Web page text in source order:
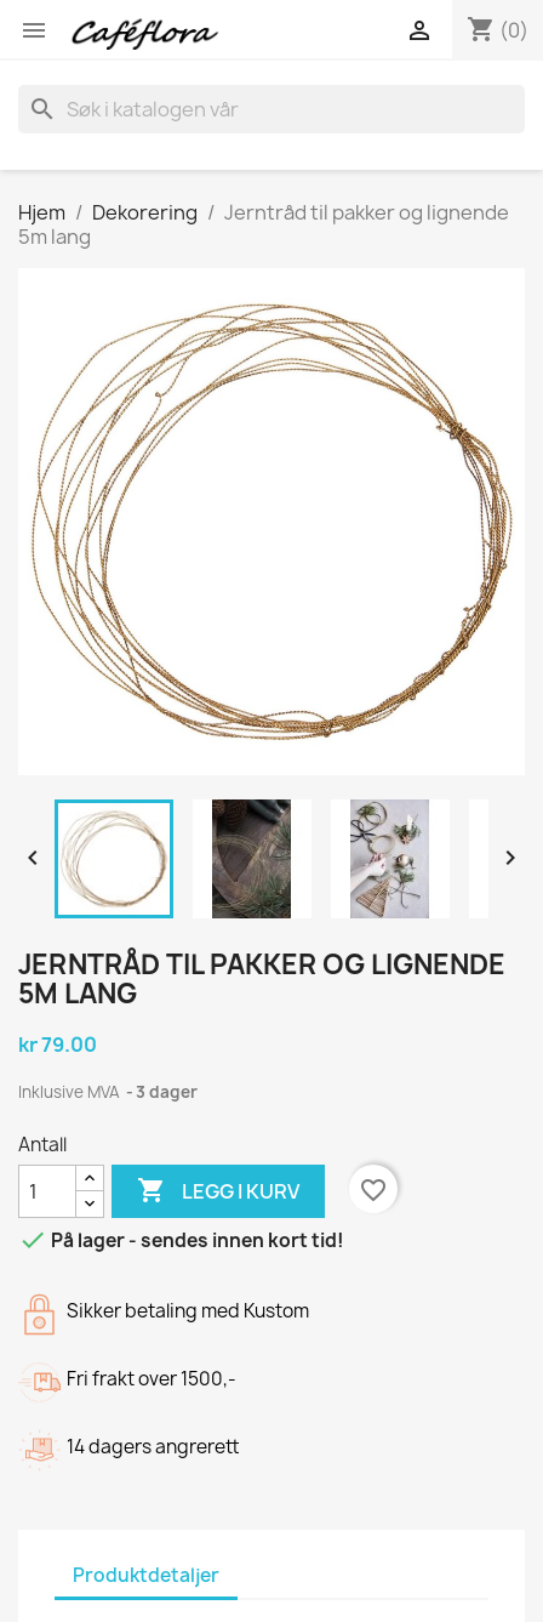
 shopping_cart (0)

search
Hjem Dekorering
Jerntråd til pakker og lignende
5m lang
 
JERNTRÅD TIL PAKKER OG LIGNENDE
5M LANG
kr 79.00
Inklusive MVA 3 dager
Antall
 LEGG I KURV
favorite_border
 På lager - sendes innen kort tid!
Sikker betaling med Kustom
Fri frakt over 1500,-
14 dagers angrerett
Produktdetaljer